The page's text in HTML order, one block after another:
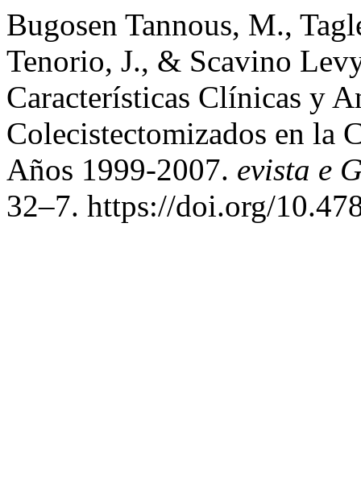
Bugosen Tannous, M.,
Tenorio, J., & Scavino
Características Clínicas y
Colecistectomizados en la
Años 1999-2007. evista e
32–7. https://doi.org/